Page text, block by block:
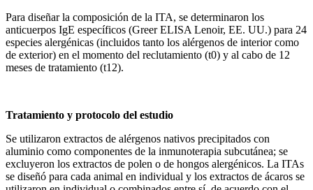
Para diseñar la composición de la ITA, se determinaron los
anticuerpos IgE específicos (Greer ELISA Lenoir, EE. UU.) para 24
especies alergénicas (incluidos tanto los alérgenos de interior como
de exterior) en el momento del reclutamiento (t0) y al cabo de 12
meses de tratamiento (t12).
Tratamiento y protocolo del estudio
Se utilizaron extractos de alérgenos nativos precipitados con
aluminio como componentes de la inmunoterapia subcutánea; se
excluyeron los extractos de polen o de hongos alergénicos. La ITAs
se diseñó para cada animal en individual y los extractos de ácaros se